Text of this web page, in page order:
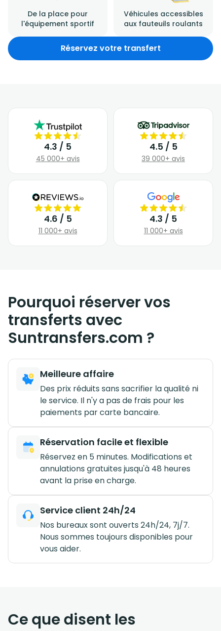
De la place pour
l'équipement sportif
Véhicules accessibles
aux fauteuils roulants
Réservez votre transfert
4.3 / 5
45 000+ avis
4.5 / 5
39 000+ avis
4.6 / 5
11 000+ avis
4.3 / 5
11 000+ avis
Pourquoi réserver vos
transferts avec
Suntransfers.com ?
Meilleure affaire
Des prix réduits sans sacrifier la qualité ni
le service. Il n'y a pas de frais pour les
paiements par carte bancaire.
Réservation facile et flexible
Réservez en 5 minutes. Modifications et
annulations gratuites jusqu'à 48 heures
avant la prise en charge.
Service client 24h/24
Nos bureaux sont ouverts 24h/24, 7j/7.
Nous sommes toujours disponibles pour
vous aider.
Ce que disent les